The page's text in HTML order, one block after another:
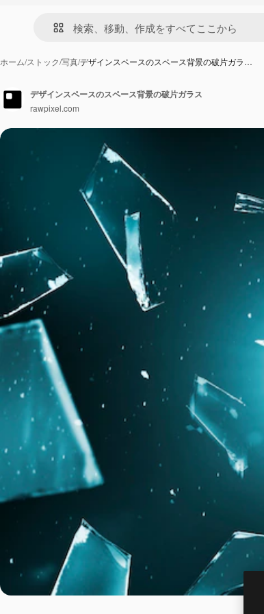
ホーム/ストック/写真/デザインスペースのスペース背景の破片ガラ…
デザインスペースのスペース背景の破片ガラス
rawpixel.com